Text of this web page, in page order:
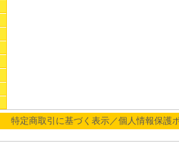
特定商取引に基づく表示／個人情報保護